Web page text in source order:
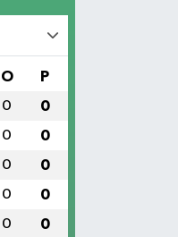
O P
0 0
0 0
0 0
0 0
0 0